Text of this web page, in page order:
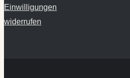
Einwilligungen
widerrufen